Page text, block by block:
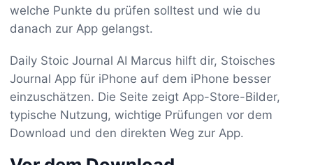
welche Punkte du prüfen solltest und wie du
danach zur App gelangst.
Daily Stoic Journal AI Marcus hilft dir, Stoisches
Journal App für iPhone auf dem iPhone besser
einzuschätzen. Die Seite zeigt App-Store-Bilder,
typische Nutzung, wichtige Prüfungen vor dem
Download und den direkten Weg zur App.